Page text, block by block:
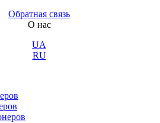
Обратная связь
О нас
UA
RU